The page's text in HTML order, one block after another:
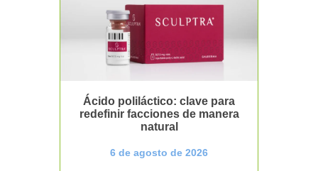
Ácido poliláctico: clave para
redefinir facciones de manera
natural
6 de agosto de 2026